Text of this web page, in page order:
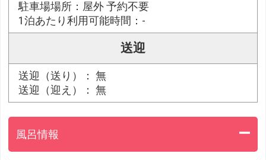
駐車場場所：屋外 予約不要
1泊あたり利用可能時間：-
送迎
送迎（送り）： 無
送迎（迎え）： 無
風呂情報